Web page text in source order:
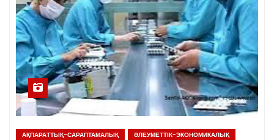
АҚПАРАТТЫҚ-САРАПТАМАЛЫҚ ӘЛЕУМЕТТІК-ЭКОНОМИКАЛЫҚ